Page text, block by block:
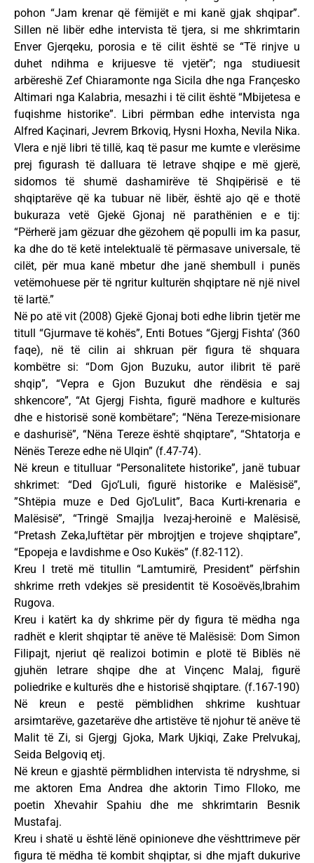
pohon “Jam krenar që fëmijët e mi kanë gjak shqipar”.
Sillen në libër edhe intervista të tjera, si me shkrimtarin
Enver Gjerqeku, porosia e të cilit është se “Të rinjve u
duhet ndihma e krijuesve të vjetër”; nga studiuesit
arbëreshë Zef Chiaramonte nga Sicila dhe nga Françesko
Altimari nga Kalabria, mesazhi i të cilit është “Mbijetesa e
fuqishme historike”. Libri përmban edhe intervista nga
Alfred Kaçinari, Jevrem Brkoviq, Hysni Hoxha, Nevila Nika.
Vlera e një libri të tillë, kaq të pasur me kumte e vlerësime
prej figurash të dalluara të letrave shqipe e më gjerë,
sidomos të shumë dashamirëve të Shqipërisë e të
shqiptarëve që ka tubuar në libër, është ajo që e thotë
bukuraza vetë Gjekë Gjonaj në parathënien e e tij:
“Përherë jam gëzuar dhe gëzohem që populli im ka pasur,
ka dhe do të ketë intelektualë të përmasave universale, të
cilët, për mua kanë mbetur dhe janë shembull i punës
vetëmohuese për të ngritur kulturën shqiptare në një nivel
të lartë.”
Në po atë vit (2008) Gjekë Gjonaj boti edhe librin tjetër me
titull “Gjurmave të kohës”, Enti Botues “Gjergj Fishta’ (360
faqe), në të cilin ai shkruan për figura të shquara
kombëtre si: “Dom Gjon Buzuku, autor ilibrit të parë
shqip”, “Vepra e Gjon Buzukut dhe rëndësia e saj
shkencore”, “At Gjergj Fishta, figurë madhore e kulturës
dhe e historisë sonë kombëtare”; “Nëna Tereze-misionare
e dashurisë”, “Nëna Tereze është shqiptare”, “Shtatorja e
Nënës Tereze edhe në Ulqin” (f.47-74).
Në kreun e titulluar “Personalitete historike”, janë tubuar
shkrimet: “Ded Gjo’Luli, figurë historike e Malësisë”,
”Shtëpia muze e Ded Gjo’Lulit”, Baca Kurti-krenaria e
Malësisë”, “Tringë Smajlja Ivezaj-heroinë e Malësisë,
“Pretash Zeka,luftëtar për mbrojtjen e trojeve shqiptare”,
“Epopeja e lavdishme e Oso Kukës” (f.82-112).
Kreu I tretë më titullin “Lamtumirë, President” përfshin
shkrime rreth vdekjes së presidentit të Kosoëvës,Ibrahim
Rugova.
Kreu i katërt ka dy shkrime për dy figura të mëdha nga
radhët e klerit shqiptar të anëve të Malësisë: Dom Simon
Filipajt, njeriut që realizoi botimin e plotë të Biblës në
gjuhën letrare shqipe dhe at Vinçenc Malaj, figurë
poliedrike e kulturës dhe e historisë shqiptare. (f.167-190)
Në kreun e pestë pëmblidhen shkrime kushtuar
arsimtarëve, gazetarëve dhe artistëve të njohur të anëve të
Malit të Zi, si Gjergj Gjoka, Mark Ujkiqi, Zake Prelvukaj,
Seida Belgoviq etj.
Në kreun e gjashtë përmblidhen intervista të ndryshme, si
me aktoren Ema Andrea dhe aktorin Timo Flloko, me
poetin Xhevahir Spahiu dhe me shkrimtarin Besnik
Mustafaj.
Kreu i shatë u është lënë opinioneve dhe vështtrimeve për
figura të mëdha të kombit shqiptar, si dhe mjaft dukurive